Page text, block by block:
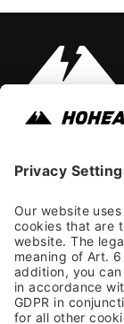
Allgemeine
Barrierefreiheit